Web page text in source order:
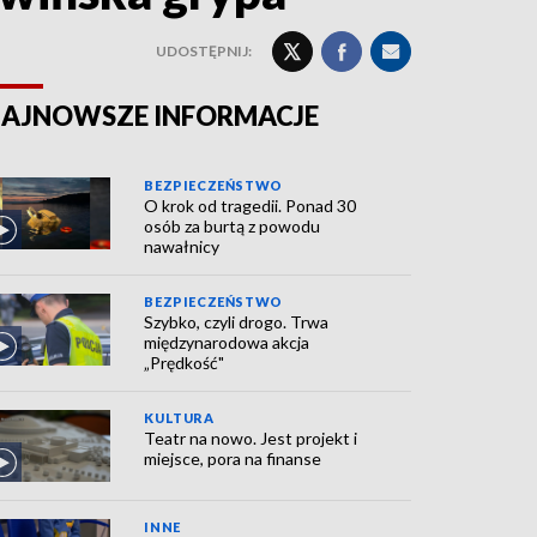
UDOSTĘPNIJ:
INFORMACJE
BEZPIECZEŃSTWO
O krok od tragedii. Ponad 30
osób za burtą z powodu
nawałnicy
BEZPIECZEŃSTWO
Szybko, czyli drogo. Trwa
międzynarodowa akcja
„Prędkość"
KULTURA
Teatr na nowo. Jest projekt i
miejsce, pora na finanse
INNE